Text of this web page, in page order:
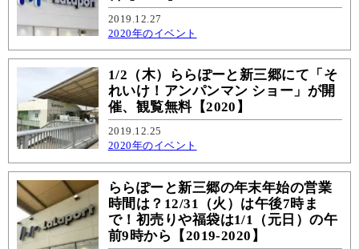
2019.12.27
2020年のイベント
1/2（木）ららぽーと新三郷にて「そ
れいけ！アンパンマン ショー」が開
催、観覧無料【2020】
2019.12.25
2020年のイベント
ららぽーと新三郷の年末年始の営業
時間は？12/31（火）は午後7時ま
で！初売りや福袋は1/1（元日）の午
前9時から【2019-2020】